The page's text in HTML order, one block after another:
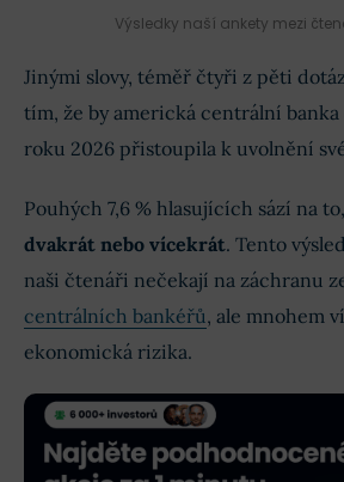
Výsledky naší ankety mezi
Jinými slovy, téměř čtyři z pěti
tím, že by americká centrální banka
roku 2026 přistoupila k uvolnění
Pouhých 7,6 % hlasujících sází na
dvakrát nebo vícekrát. Tento
naši čtenáři nečekají na záchranu
centrálních bankéřů, ale mnohem
ekonomická rizika.